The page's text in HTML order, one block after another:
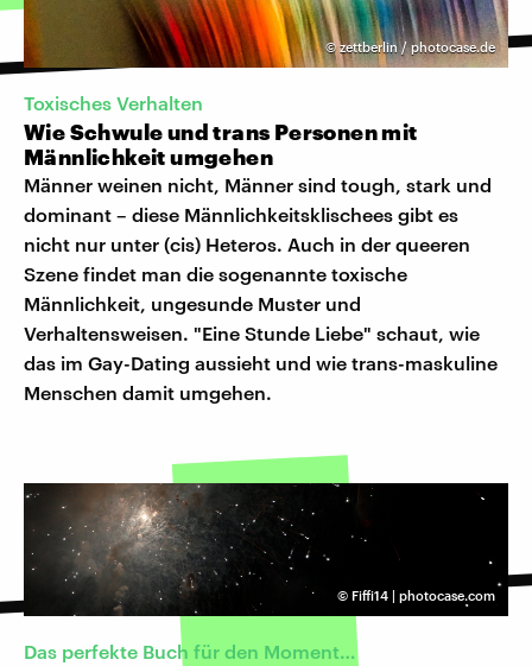
©zettberlin / photocase.de
Toxisches Verhalten
Wie Schwule und trans Personen mit
Männlichkeit umgehen
Männer weinen nicht, Männer sind tough, stark und
dominant – diese Männlichkeitsklischees gibt es
nicht nur unter (cis) Heteros. Auch in der queeren
Szene findet man die sogenannte toxische
Männlichkeit, ungesunde Muster und
Verhaltensweisen. "Eine Stunde Liebe" schaut, wie
das im Gay-Dating aussieht und wie trans-maskuline
Menschen damit umgehen.
© Fiffi14 | photocase.com
Das perfekte Buch für den Moment…